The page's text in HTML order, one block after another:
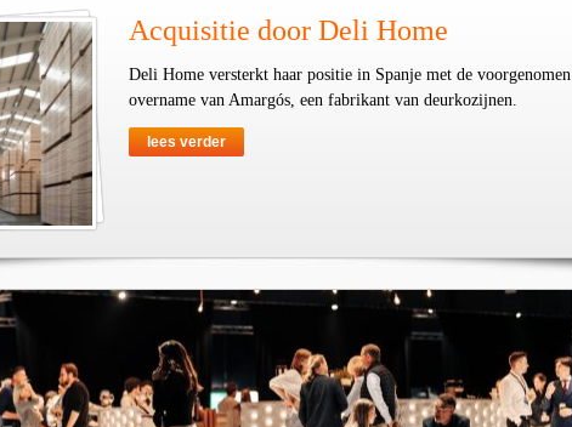
Acquisitie door Deli Home
Deli Home versterkt haar positie in Spanje met de voorgenomen
overname van Amargós, een fabrikant van deurkozijnen.
lees verder